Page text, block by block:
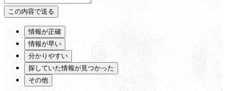
情報が正確
情報が早い
分かりやすい
探していた情報が見つかった
その他